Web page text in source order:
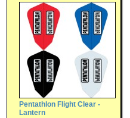
Pentathlon Flight Clear -
Lantern